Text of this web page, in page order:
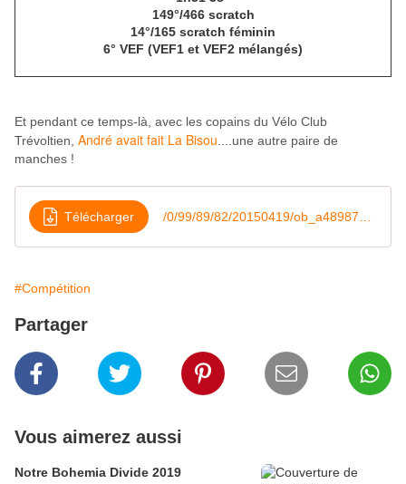
149°/466 scratch
14°/165 scratch féminin
6° VEF (VEF1 et VEF2 mélangés)
Et pendant ce temps-là, avec les copains du Vélo Club
Trévoltien, André avait fait La Bisou ....une autre paire de
manches !
Télécharger
#Compétition
Partager
Vous aimerez aussi
Notre Bohemia Divide 2019